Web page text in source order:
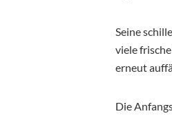
Seine
viele
erneut
Die